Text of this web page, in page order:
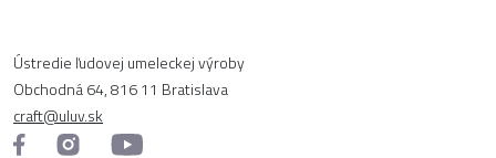
Ústredie ľudovej umeleckej výroby
Obchodná 64, 816 11 Bratislava
craft@uluv.sk